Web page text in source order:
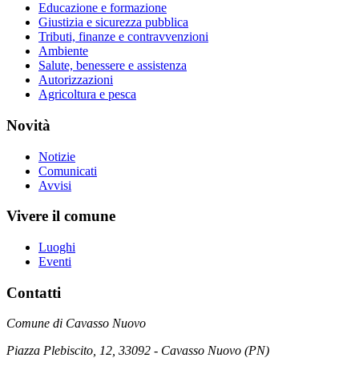
Educazione e formazione
Giustizia e sicurezza pubblica
Tributi, finanze e contravvenzioni
Ambiente
Salute, benessere e assistenza
Autorizzazioni
Agricoltura e pesca
Novità
Notizie
Comunicati
Avvisi
Vivere il comune
Luoghi
Eventi
Contatti
Comune di Cavasso Nuovo
Piazza Plebiscito, 12, 33092 - Cavasso Nuovo (PN)